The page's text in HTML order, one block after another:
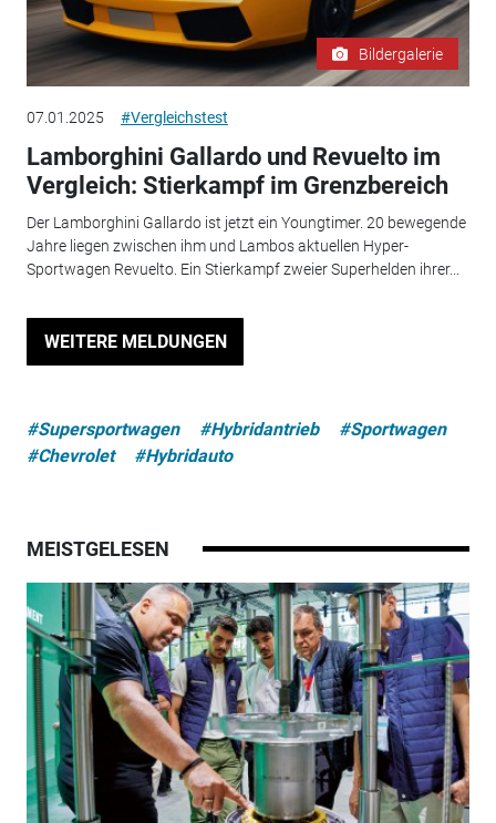
Bildergalerie
07.01.2025 #Vergleichstest
Lamborghini Gallardo und Revuelto im
Vergleich: Stierkampf im Grenzbereich
Der Lamborghini Gallardo ist jetzt ein Youngtimer. 20 bewegende
Jahre liegen zwischen ihm und Lambos aktuellen Hyper-
Sportwagen Revuelto. Ein Stierkampf zweier Superhelden ihrer...
WEITERE MELDUNGEN
#Supersportwagen #Hybridantrieb
#Sportwagen
#Chevrolet
#Hybridauto
MEISTGELESEN